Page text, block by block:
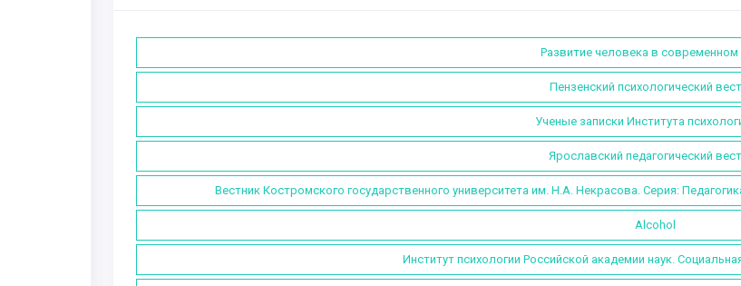
Развитие человека в
Пензенский психологический
Ученые записки Института
Ярославский педагогический
Вестник Костромского государственного университета им. Н.А. Некрасова. Серия:
Alcohol
Институт психологии Российской академии наук.